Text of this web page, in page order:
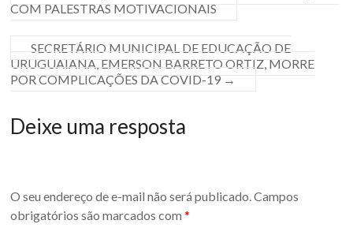
COM PALESTRAS MOTIVACIONAIS
SECRETÁRIO MUNICIPAL DE EDUCAÇÃO DE
URUGUAIANA, EMERSON BARRETO ORTIZ, MORRE
POR COMPLICAÇÕES DA COVID-19 →
Deixe uma resposta
O seu endereço de e-mail não será publicado. Campos
obrigatórios são marcados com*